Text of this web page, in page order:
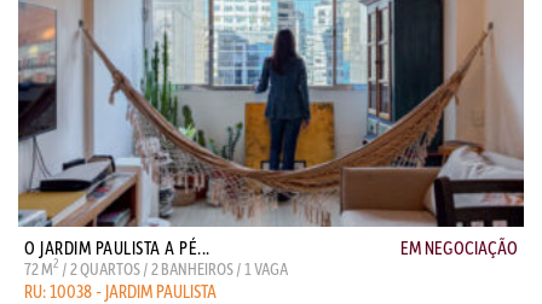
O JARDIM PAULISTA A PÉ... EM NEGOCIAÇÃO
72 M2 / 2 QUARTOS / 2 BANHEIROS / 1 VAGA
RU: 10038 - JARDIM PAULISTA